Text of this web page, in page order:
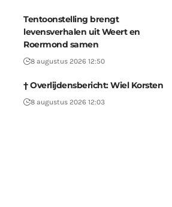
Tentoonstelling brengt
levensverhalen uit Weert en
Roermond samen
8 augustus 2026 12:50
† Overlijdensbericht: Wiel Korsten
8 augustus 2026 12:03